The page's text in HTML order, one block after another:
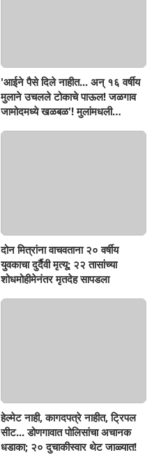
'आईने पैसे दिले नाहीत... अन् १६ वर्षीय
मुलाने उचलले टोकाचे पाऊल! जळगाव
जामोदमध्ये खळबळ'! मुलांमधली
दोन मित्रांना वाचवताना २० वर्षीय
युवकाचा दुर्दैवी मृत्यू; २२ तासांच्या
शोधमोहीमेनंतर मृतदेह सापडला
हेल्मेट नाही, कागदपत्रे नाहीत, ट्रिपल
सीट... डोणगावात पोलिसांचा अचानक
धडाका; २० दुचाकीस्वार थेट जाळ्यात!